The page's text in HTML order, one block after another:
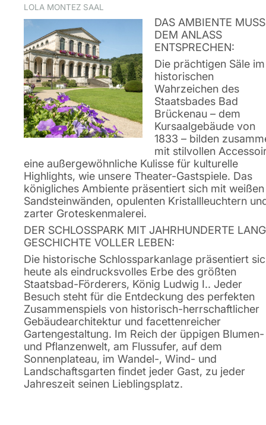
LOLA MONTEZ SAAL
DAS AMBIENTE MUSS
DEM ANLASS
ENTSPRECHEN:
Die prächtigen Säle im
historischen
Wahrzeichen des
Staatsbades Bad
Brückenau – dem
Kursaalgebäude von
1833 – bilden
mit stilvollen
eine außergewöhnliche Kulisse für kulturelle
Highlights, wie unsere Theater-Gastspiele. Das
königliches Ambiente präsentiert sich mit weißen
Sandsteinwänden, opulenten Kristallleuchtern
zarter Groteskenmalerei.
DER SCHLOSSPARK MIT JAHRHUNDERTE
GESCHICHTE VOLLER LEBEN:
Die historische Schlossparkanlage präsentiert
heute als eindrucksvolles Erbe des größten
Staatsbad-Förderers, König Ludwig I.. Jeder
Besuch steht für die Entdeckung des perfekten
Zusammenspiels von historisch-herrschaftlicher
Gebäudearchitektur und facettenreicher
Gartengestaltung. Im Reich der üppigen Blumen-
und Pflanzenwelt, am Flussufer, auf dem
Sonnenplateau, im Wandel-, Wind- und
Landschaftsgarten findet jeder Gast, zu jeder
Jahreszeit seinen Lieblingsplatz.